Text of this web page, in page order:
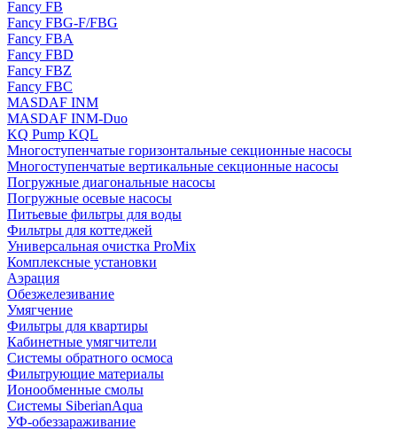
Fancy FB
Fancy FBG-F/FBG
Fancy FBA
Fancy FBD
Fancy FBZ
Fancy FBC
MASDAF INM
MASDAF INM-Duo
KQ Pump KQL
Многоступенчатые горизонтальные секционные насосы
Многоступенчатые вертикальные секционные насосы
Погружные диагональные насосы
Погружные осевые насосы
Питьевые фильтры для воды
Фильтры для коттеджей
Универсальная очистка ProMix
Комплексные установки
Аэрация
Обезжелезивание
Умягчение
Фильтры для квартиры
Кабинетные умягчители
Системы обратного осмоса
Фильтрующие материалы
Ионообменные смолы
Системы SiberianAqua
УФ-обеззараживание